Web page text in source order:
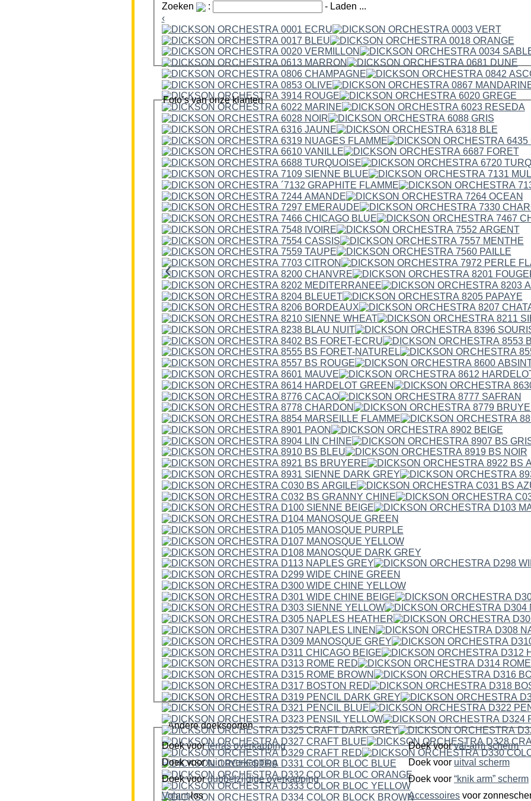
Zoeken
: - Laden ...
‹
Foto’s van onze klanten
‹
Andere doeksoorten
Doek voorterras overkapping Doek voor
val-arm scherm
Doek voor
tuin overkapping Doek voor
uitval scherm
Doek voor
dubbelzijdige overkapping Doek voor
“knik arm” scherm
Volantlos Accessoires voor